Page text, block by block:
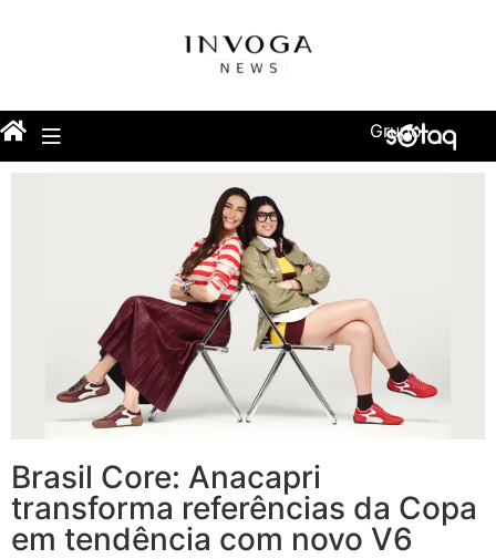
Grupo
Brasil Core: Anacapri
transforma referências da Copa
em tendência com novo V6